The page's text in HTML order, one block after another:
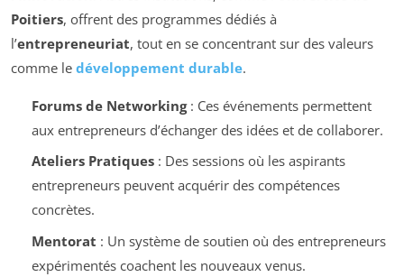
Poitiers, offrent des programmes dédiés à
l’entrepreneuriat, tout en se concentrant sur des valeurs
comme le développement durable.
Forums de Networking: Ces événements permettent
aux entrepreneurs d’échanger des idées et de collaborer.
Ateliers Pratiques: Des sessions où les aspirants
entrepreneurs peuvent acquérir des compétences
concrètes.
Mentorat : Un système de soutien où des entrepreneurs
expérimentés coachent les nouveaux venus.